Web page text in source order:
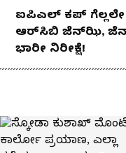
ಐಪಿಎಲ್ ಕಪ್‌ ಗೆಲ್ಲಲೇ
ಆರ್‌ಸಿಬಿ ಜೆನ್‌ಝಿ, ಜೆನ್‌
ಭಾರೀ ನಿರೀಕ್ಷೆ!